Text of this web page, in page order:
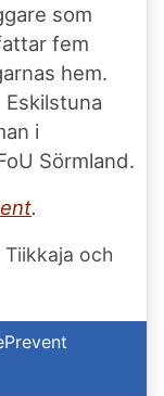
som
fem
hem.
i
Sörmland.
.
Tiikkaja och